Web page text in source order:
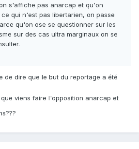
s'affiche pas anarcap et qu'on
qui n'est pas libertarien, on passe
qu'on ose se questionner sur les
sur des cas ultra marginaux on se
de dire que le but du reportage a été
que viens faire l'opposition anarcap et